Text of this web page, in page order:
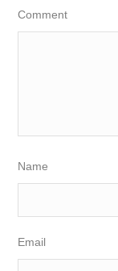
Comment
Name
Email